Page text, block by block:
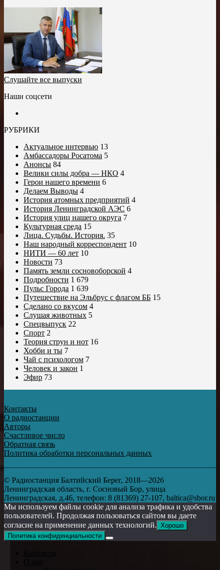
Слушайте все выпуски
Наши соцсети
РУБРИКИ
Актуальное интервью 13
Амбассадоры Росатома 5
Анонсы 84
Велики силы добра — НКО 4
Герои нашего времени 6
Делаем Выводы 4
История атомных предприятий 4
История Ленинградской АЭС 6
История улиц нашего округа 7
Культурная среда 15
Лица. Судьбы. История. 35
Наш народный корреспондент 10
НИТИ — 60 лет 10
Новости 73
Память земли сосновоборской 4
Подробности 1 679
Пульс Города 1 639
Путешествие на Эльбрус с флагом ББ 15
Сделано со вкусом 4
Слушая животных 5
Спецвыпуск 22
Спорт 2
Теория струн и нот 16
Хобби и ты 7
Чай с психологом 7
Человек и закон 1
Эфир 73
Контакты
О радиостанции
Авторы
Счастливое число
Обратная связь
Политика обработки персональных данных
© Радиостанция Балтийский Берег, 2018—2026
Ленинградская область, г. Сосновый Бор, улица
Ленинградская, д.46, телефон: 8 (81369) 27-107, baltica@sbor.ru
Мы используем файлы cookie для анализа трафика и удобства
пользователей. Продолжая пользоваться сайтом вы даете
согласие на применение данных технологий. Хорошо
Политика конфиденциальности